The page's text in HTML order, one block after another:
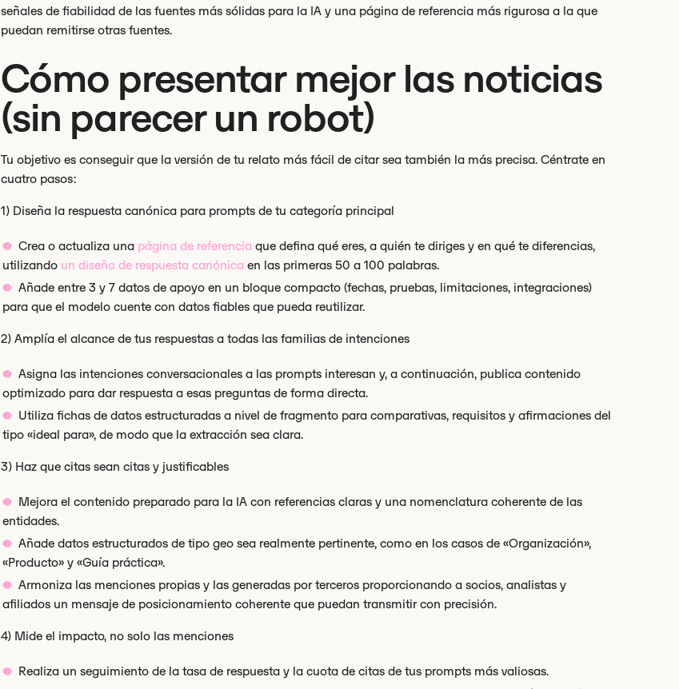
señales de fiabilidad de las fuentes más sólidas para la IA y una página de referencia más rigurosa a la que
puedan remitirse otras fuentes.
Cómo presentar mejor las noticias
(sin parecer un robot)
Tu objetivo es conseguir que la versión de tu relato más fácil de citar sea también la más precisa. Céntrate en
cuatro pasos:
1) Diseña la respuesta canónica para prompts de tu categoría principal
Crea o actualiza una página de referencia que defina qué eres, a quién te diriges y en qué te diferencias,
utilizando un diseño de respuesta canónica en las primeras 50 a 100 palabras.
Añade entre 3 y 7 datos de apoyo en un bloque compacto (fechas, pruebas, limitaciones, integraciones)
para que el modelo cuente con datos fiables que pueda reutilizar.
2) Amplía el alcance de tus respuestas a todas las familias de intenciones
Asigna las intenciones conversacionales a las prompts interesan y, a continuación, publica contenido
optimizado para dar respuesta a esas preguntas de forma directa.
Utiliza fichas de datos estructuradas a nivel de fragmento para comparativas, requisitos y afirmaciones del
tipo «ideal para», de modo que la extracción sea clara.
3) Haz que citas sean citas y justificables
Mejora el contenido preparado para la IA con referencias claras y una nomenclatura coherente de las
entidades.
Añade datos estructurados de tipo geo sea realmente pertinente, como en los casos de «Organización»,
«Producto» y «Guía práctica».
Armoniza las menciones propias y las generadas por terceros proporcionando a socios, analistas y
afiliados un mensaje de posicionamiento coherente que puedan transmitir con precisión.
4) Mide el impacto, no solo las menciones
Realiza un seguimiento de la tasa de respuesta y la cuota de citas de tus prompts más valiosas.